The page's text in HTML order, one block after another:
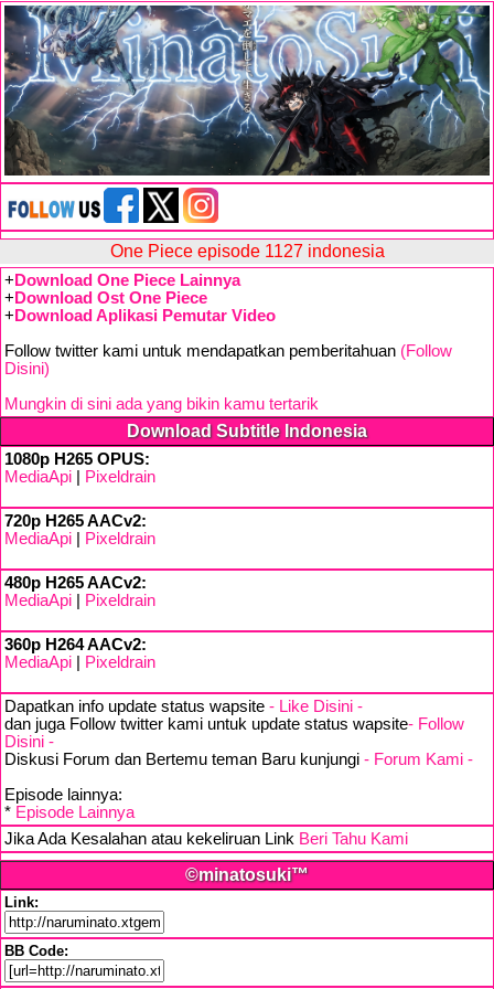
One Piece episode 1127 indonesia
+ Download One Piece Lainnya
+ Download Ost One Piece
+ Download Aplikasi Pemutar Video
Follow twitter kami untuk mendapatkan pemberitahuan (Follow
Disini)
Mungkin di sini ada yang bikin kamu tertarik
Download Subtitle Indonesia
1080p H265 OPUS:
MediaApi
Pixeldrain
720p H265 AACv2:
MediaApi
Pixeldrain
480p H265 AACv2:
MediaApi
Pixeldrain
360p H264 AACv2:
MediaApi
Pixeldrain
Dapatkan info update status wapsite - Like Disini -
dan juga Follow twitter kami untuk update status wapsite- Follow
Disini -
Diskusi Forum dan Bertemu teman Baru kunjungi - Forum Kami -
Episode lainnya:
* Episode Lainnya
Jika Ada Kesalahan atau kekeliruan Link Beri Tahu Kami
©minatosuki™
Link:
BB Code: